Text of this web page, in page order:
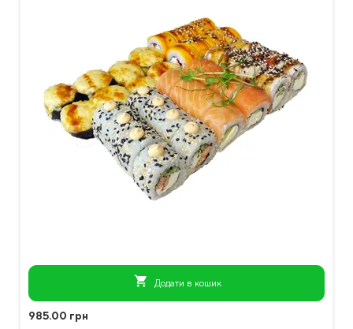
shopping_cart Додати в кошик
985.00 грн